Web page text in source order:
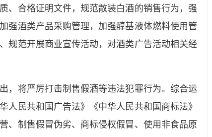
、合格证明文件，规范散装白酒的销售行为，强
强酒类产品采购管理，加强醇基液体燃料使用管
规范开展商业宣传活动，对酒类广告活动相关经
将严厉打击制售假酒等违法犯罪行为。综合运
人民共和国广告法》《中华人民共和国商标法》
、制售假冒伪劣、商标侵权假冒、使用非食品原